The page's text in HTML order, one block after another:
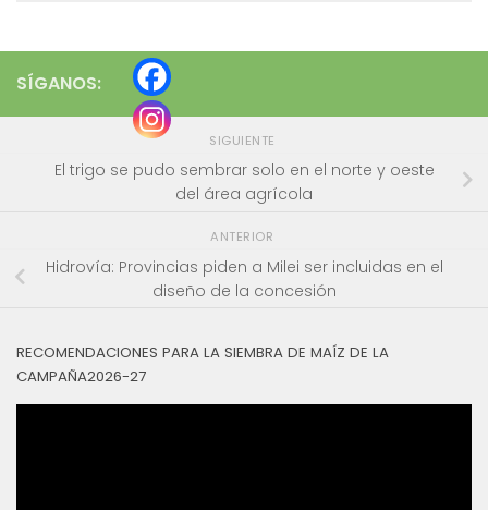
SÍGANOS:
SIGUIENTE
El trigo se pudo sembrar solo en el norte y oeste
del área agrícola
ANTERIOR
Hidrovía: Provincias piden a Milei ser incluidas en el
diseño de la concesión
RECOMENDACIONES PARA LA SIEMBRA DE MAÍZ DE LA
CAMPAÑA2026-27